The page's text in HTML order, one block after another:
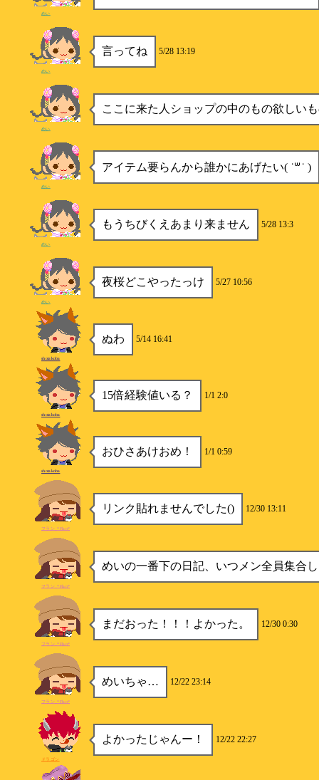
めい
言ってね 5/28 13:19
めい
ここに来た人ショップの中のもの欲しい
めい
アイテム要らんから誰かにあげたい( ˙꒳˙ )
めい
もうちびくえあまり来ません 5/28 13:3
めい
夜桜どこやったっけ 5/27 10:56
めい
ぬわ 5/14 16:41
shotakoba
15倍経験値いる？ 1/1 2:0
shotakoba
おひさあけおめ！ 1/1 0:59
shotakoba
リンク貼れませんでした() 12/30 13:11
フラン_*Flan*
めいの一番下の日記、いつメン全員集合
フラン_*Flan*
まだおった！！！よかった。 12/30 0:30
フラン_*Flan*
めいちゃ… 12/22 23:14
フラン_*Flan*
よかったじゃんー！ 12/22 22:27
ドラゴン